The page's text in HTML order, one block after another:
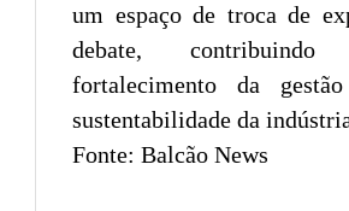
um espaço de troca de
debate,
fortalecimento da
sustentabilidade da
Fonte: Balcão News